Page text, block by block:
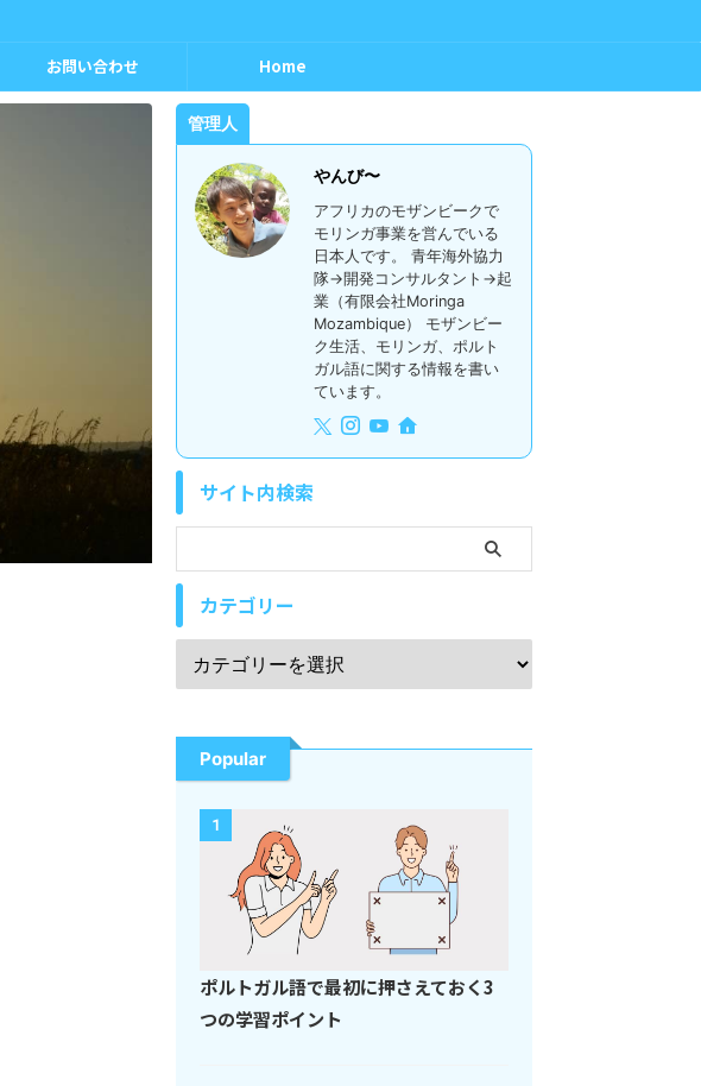
お問い合わせ Home
管理人
やんび〜
アフリカのモザンビークで
モリンガ事業を営んでいる
日本人です。 青年海外協力
隊→開発コンサルタント→起
業（有限会社Moringa
Mozambique） モザンビー
ク生活、モリンガ、ポルト
ガル語に関する情報を書い
ています。
サイト内検索
カテゴリー
Popular
1
ポルトガル語で最初に押さえておく3
つの学習ポイント